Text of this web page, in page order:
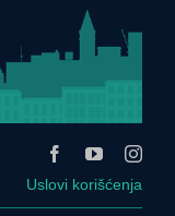
Uslovi korišćenja